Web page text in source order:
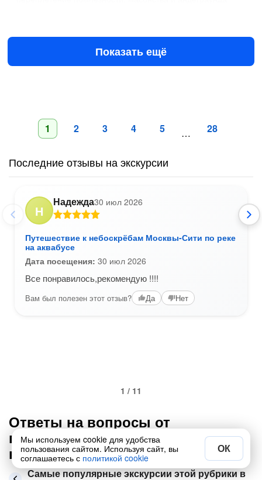
8500 ₽за всё до 4 чел.
Показать ещё
1 2 3 4 5 … 28
Последние отзывы на экскурсии
Н
Надежда30 июл 2026
Путешествие к небоскрёбам Москвы-Сити по реке
на аквабусе
Дата посещения: 30 июл 2026
Все понравилось,рекомендую !!!!
Вам был полезен этот отзыв? Да Нет
1 / 11
Ответы на вопросы от
путешественников по Москве в
категории «Необычные»
Самые популярные экскурсии этой рубрики в
Мы используем cookie для удобства
пользования сайтом. Используя сайт, вы
соглашаетесь с политикой cookie
ОК